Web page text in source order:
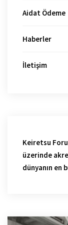
Aidat Ödeme
Haberler
İletişim
Keiretsu
üzerinde
dünyanın en